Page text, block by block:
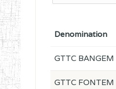
Denomination
GTTC BANGEM
GTTC FONTEM